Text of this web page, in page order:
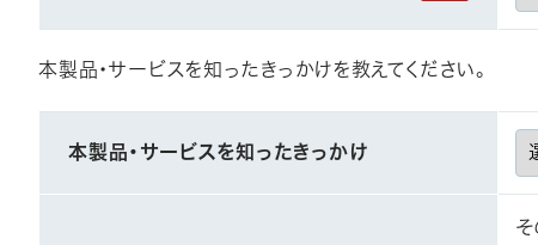
本製品・サービスを知ったきっかけを教えてください。
本製品・サービスを知ったきっかけ